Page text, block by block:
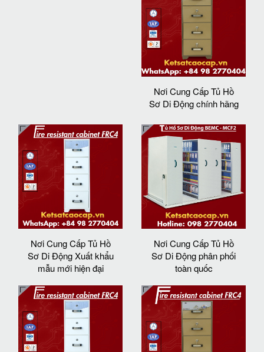
Nơi Cung Cấp Tủ Hồ
Sơ Di Động chính hãng
Nơi Cung Cấp Tủ Hồ
Sơ Di Động Xuất khẩu
mẫu mới hiện đại
Nơi Cung Cấp Tủ Hồ
Sơ Di Động phân phối
toàn quốc